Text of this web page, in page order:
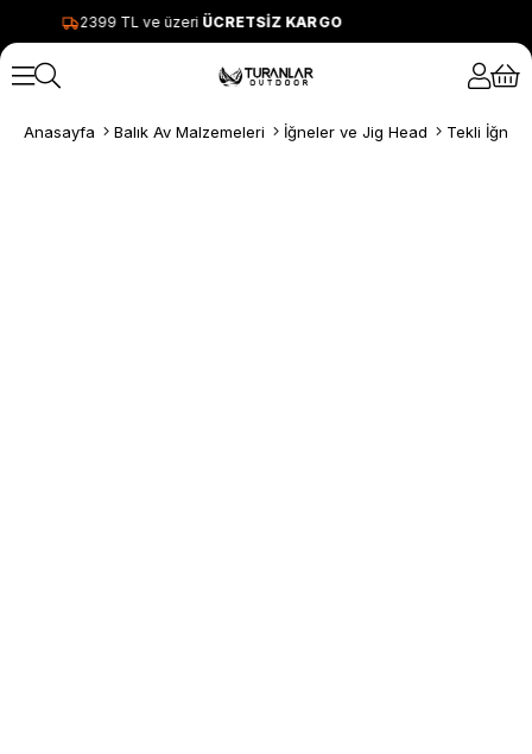
2399 TL ve üzeriÜCRETSİZ KARGO
Anasayfa Balık Av Malzemeleri İğneler ve Jig Head Tekli